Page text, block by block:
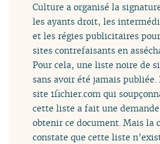
Culture a organisé la
les ayants droit, les
et les régies publicitaires
sites contrefaisants en
Pour cela, une liste noire de
sans avoir été jamais
site 1fichier.com qui
cette liste a fait une demande
obtenir ce document. Mais la
constate que cette liste